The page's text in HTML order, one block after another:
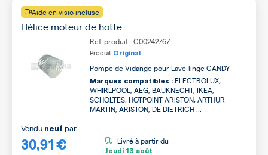
Aide en visio incluse
Hélice moteur de hotte
Ref. produit : C00242767
Produit Original
Pompe de Vidange pour Lave-linge CANDY
Marques compatibles : ELECTROLUX,
WHIRLPOOL, AEG, BAUKNECHT, IKEA,
SCHOLTES, HOTPOINT ARISTON, ARTHUR
MARTIN, ARISTON, DE DIETRICH ...
30,91 €
Vendu neuf par
Livré à partir du
Jeudi 13 août